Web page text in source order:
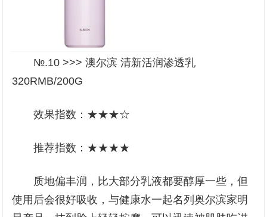
№.10 >>> 澳尔滨 清新活润渗透乳
320RMB/200G
效果指数：★★★☆
推荐指数：★★★★
质地偏丰润，比大部分乳液都要醇厚一些，但
使用后会很好吸收，与健康水一起名列奥尔滨家明